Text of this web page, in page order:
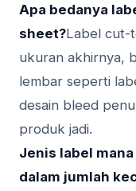
Apa bedanya
sheet?Label cut-
ukuran akhirnya,
lembar seperti
desain bleed
produk jadi.
Jenis label
dalam jumlah